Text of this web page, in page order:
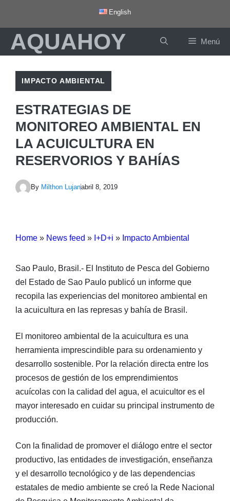
contenido
English
AQUAHOY Menú
IMPACTO AMBIENTAL
ESTRATEGIAS DE
MONITOREO AMBIENTAL EN
LA ACUICULTURA EN
RESERVORIOS Y BAHÍAS
By Milthon Lujanabril 8, 2019
Home » News feed » I+D+i » Impacto Ambiental
Sao Paulo, Brasil.- El Instituto de Pesca del Gobierno
del Estado de Sao Paulo publicó un informe que
recopila las experiencias del monitoreo ambiental en
la acuicultura en las represas y bahía de Brasil.
El monitoreo ambiental de la acuicultura es una
herramienta imprescindible para su ordenamiento y
desarrollo sostenible. Por la relación directa entre los
procesos de gestión de los emprendimientos
acuícolas con la calidad del agua, el acuicultor es el
mayor interesado en cuidar su principal instrumento de
producción.
Con la finalidad de promover el diálogo entre el sector
productivo, las entidades de investigación, enseñanza
y el desarrollo tecnológico y de las dependencias
estatales de medio ambiente se creó la Rede Nacional